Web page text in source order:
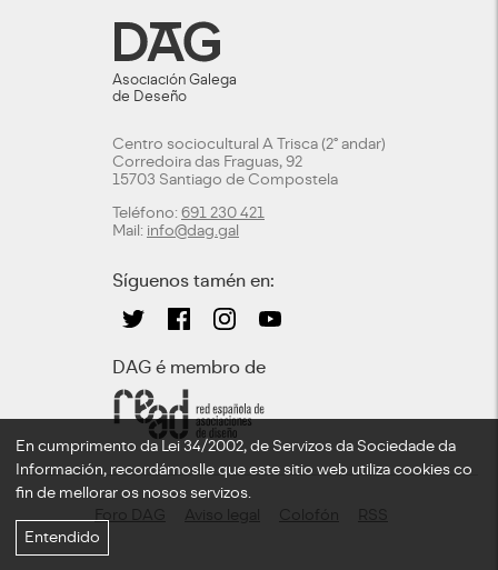
Asociación Galega
de Deseño
Centro sociocultural A Trisca (2º andar)
Corredoira das Fraguas, 92
15703 Santiago de Compostela
Teléfono: 691 230 421
Mail: info@dag.gal
Síguenos tamén en:
DAG é membro de
Foro DAG Aviso legal Colofón RSS
En cumprimento da Lei 34/2002, de Servizos da Sociedade da
Información, recordámoslle que este sitio web utiliza cookies co
fin de mellorar os nosos servizos.
Entendido